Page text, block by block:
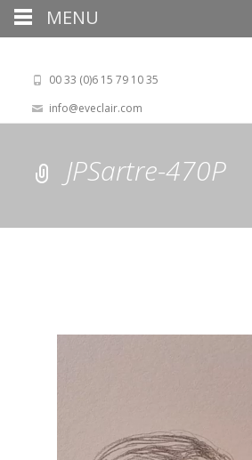
00 33 (0)6 15 79 10 35
info@eveclair.com
JPSartre-470P
MENU